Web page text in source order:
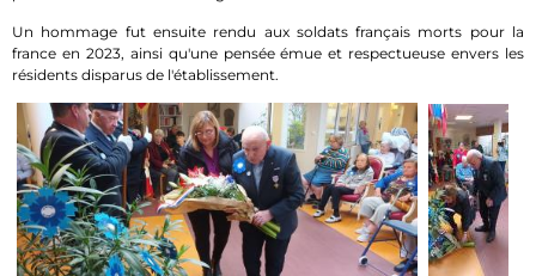
Un hommage fut ensuite rendu aux soldats français morts pour la
france en 2023, ainsi qu'une pensée émue et respectueuse envers les
résidents disparus de l'établissement.